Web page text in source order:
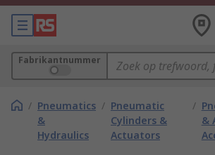
Fabrikantnummer
/ Pneumatics
&
Hydraulics
/ Pneumatic
Cylinders &
Actuators
/
&